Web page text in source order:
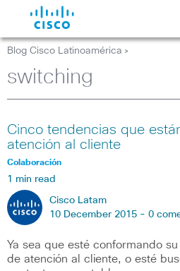
Blog Cisco Latinoamérica >
switching
Cinco tendencias que
atención al cliente
Colaboración
1 min read
Cisco Latam
10 December 2015 - 0
Ya sea que esté conformando
de atención al cliente, o esté